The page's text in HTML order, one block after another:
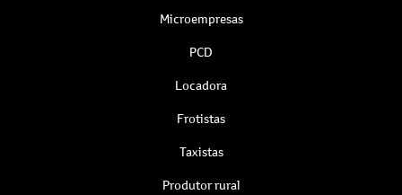
Microempresas
PCD
Locadora
Frotistas
Taxistas
Produtor rural